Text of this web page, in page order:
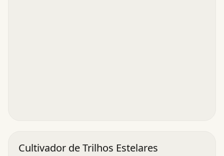
Cultivador de Trilhos Estelares